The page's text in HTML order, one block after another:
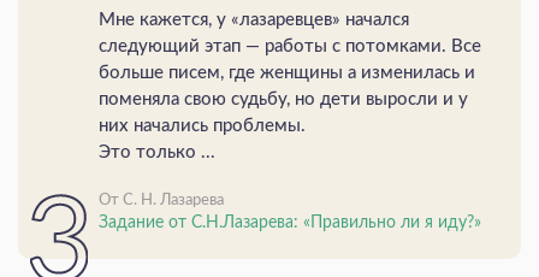
Мне кажется, у «лазаревцев» начался
следующий этап — работы с потомками. Все
больше писем, где женщины а изменилась и
поменяла свою судьбу, но дети выросли и у
них начались проблемы.
Это только ...
От С. Н. Лазарева
Задание от С.Н.Лазарева: «Правильно ли я иду?»